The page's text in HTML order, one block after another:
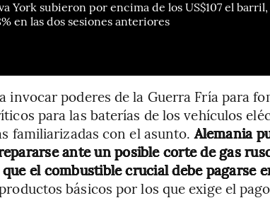
York subieron por encima de los US$107 el
en las dos sesiones anteriores
invocar poderes de la Guerra Fría para
para las baterías de los vehículos
familiarizadas con el asunto.Alemania
ante un posible corte de gas
el combustible crucial debe pagarse
básicos por los que exige el